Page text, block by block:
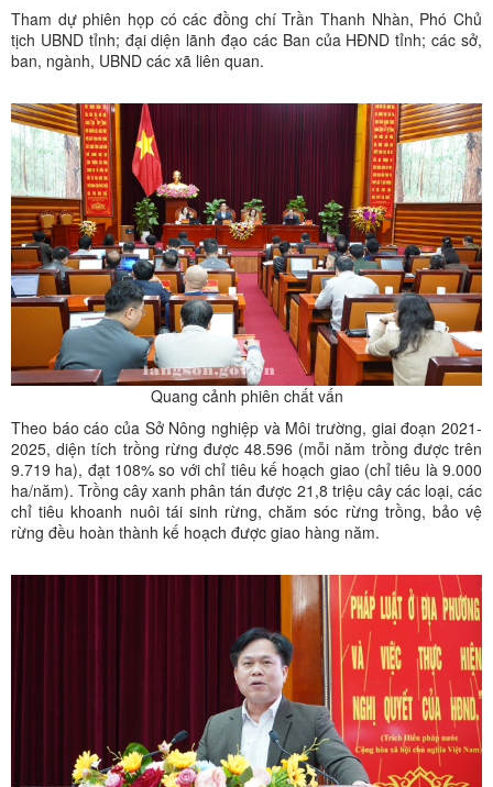
Tham dự phiên họp có các đồng chí Trần Thanh Nhàn, Phó Chủ
tịch UBND tỉnh; đại diện lãnh đạo các Ban của HĐND tỉnh; các sở,
ban, ngành, UBND các xã liên quan.
Quang cảnh phiên chất vấn
Theo báo cáo của Sở Nông nghiệp và Môi trường, giai đoạn 2021-
2025, diện tích trồng rừng được 48.596 (mỗi năm trồng được trên
9.719 ha), đạt 108% so với chỉ tiêu kế hoạch giao (chỉ tiêu là 9.000
ha/năm). Trồng cây xanh phân tán được 21,8 triệu cây các loại, các
chỉ tiêu khoanh nuôi tái sinh rừng, chăm sóc rừng trồng, bảo vệ
rừng đều hoàn thành kế hoạch được giao hàng năm.